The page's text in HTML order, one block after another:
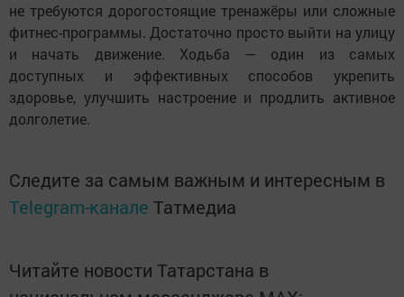
не требуются дорогостоящие тренажёры или сложные
фитнес-программы. Достаточно просто выйти на улицу
и начать движение. Ходьба — один из самых
доступных и эффективных способов укрепить
здоровье, улучшить настроение и продлить активное
долголетие.
Следите за самым важным и интересным в
Telegram-канале Татмедиа
Читайте новости Татарстана в